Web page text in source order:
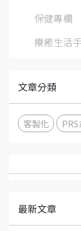
保健專欄
療癒生活
文章分類
客製化
最新文章